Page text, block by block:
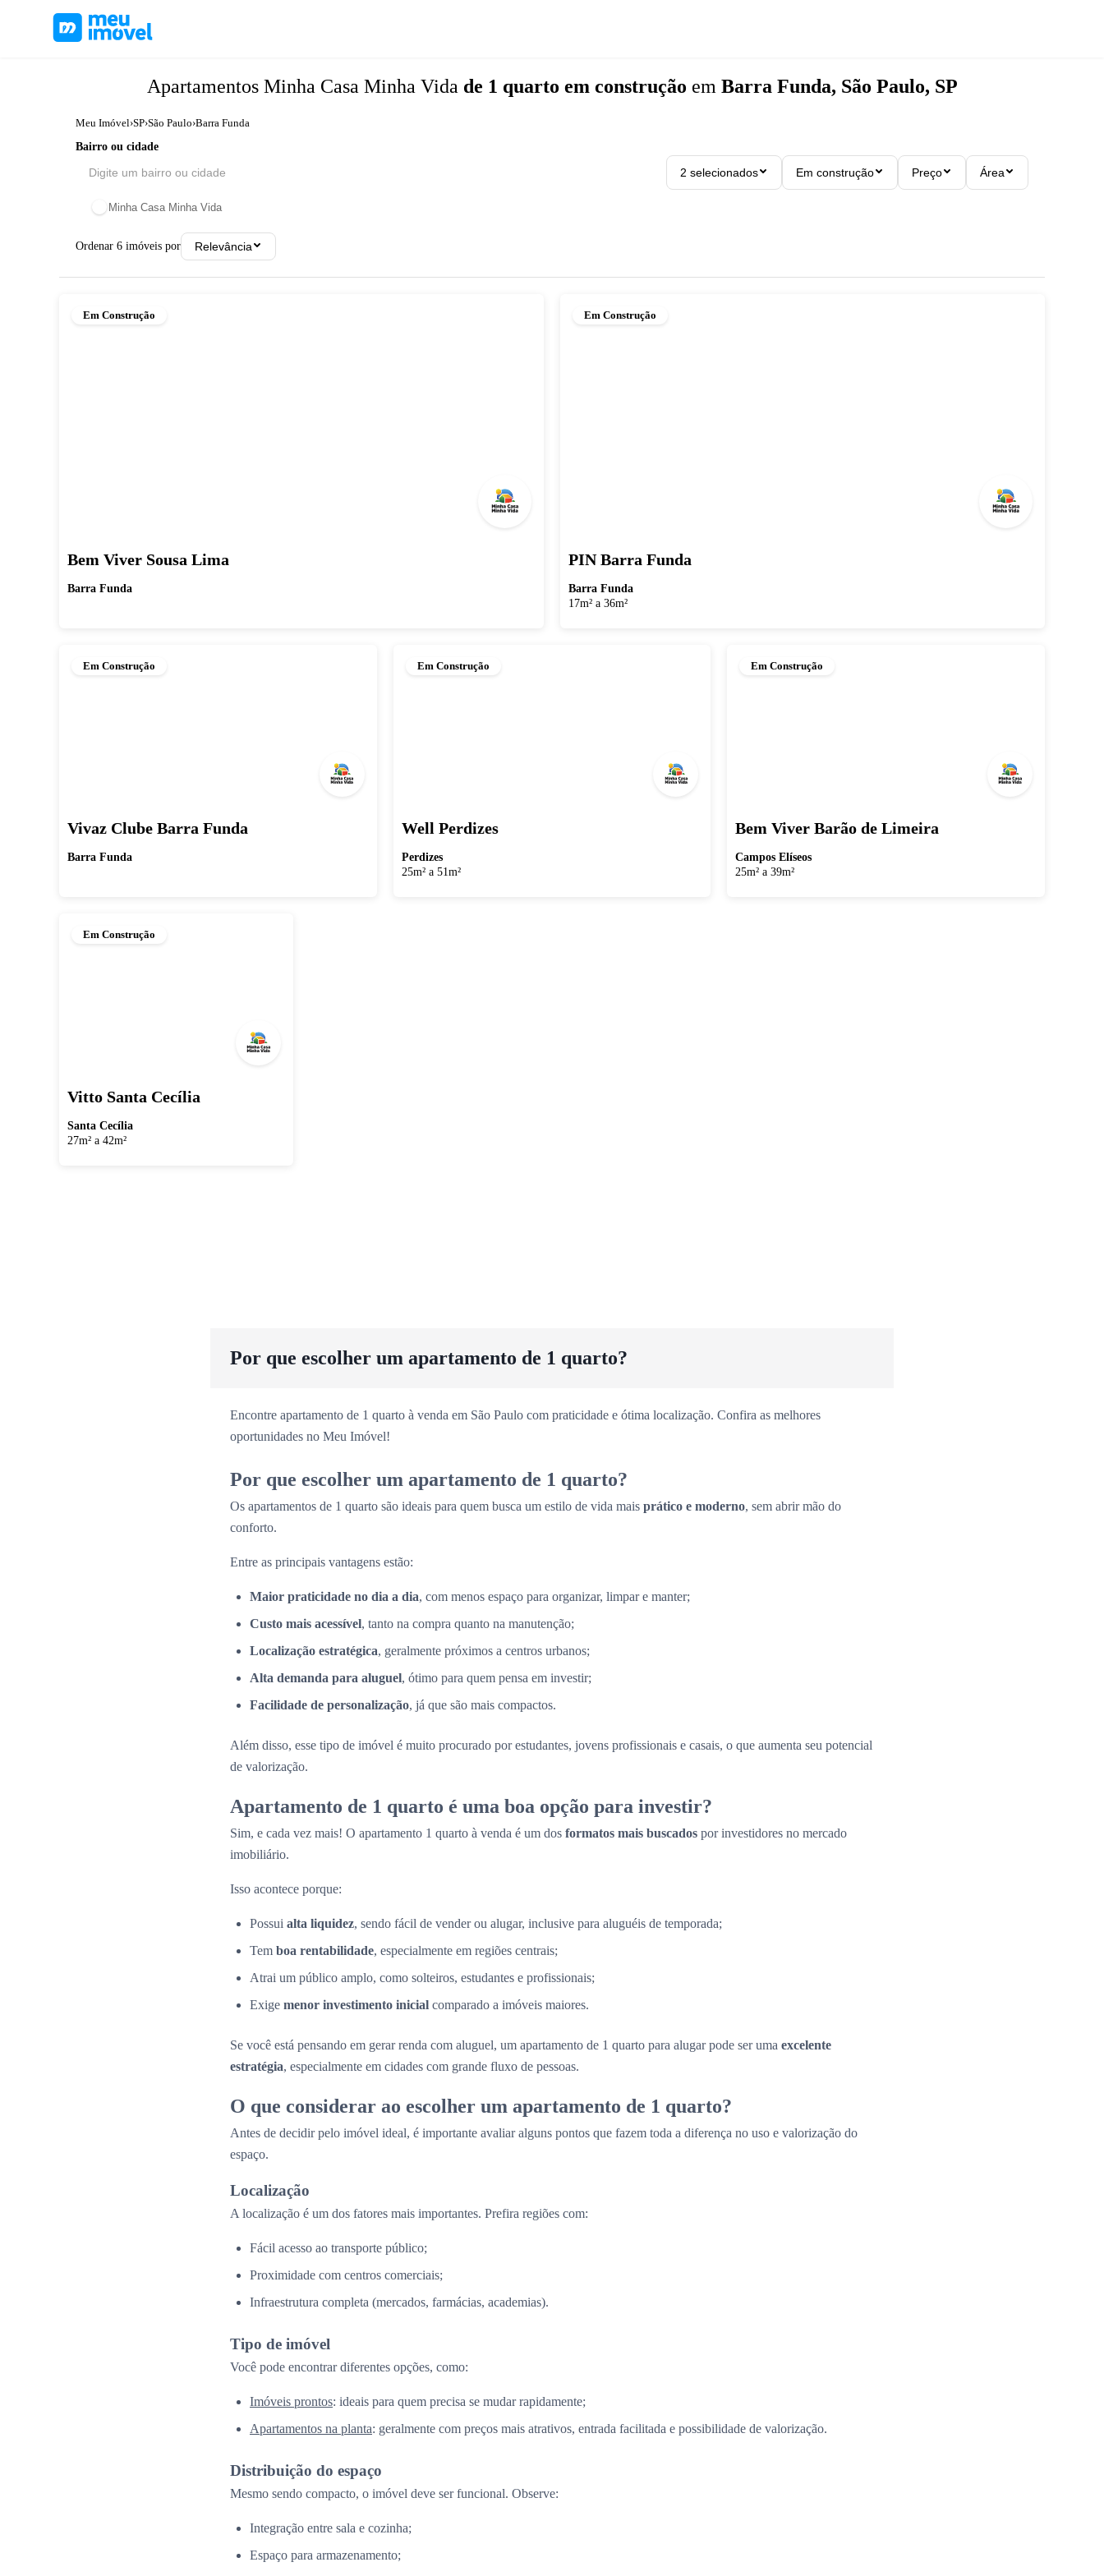
Apartamentos Minha Casa Minha Vida de 1 quarto em construção em Barra Funda, São Paulo, SP
Meu Imóvel›SP›São Paulo›Barra Funda
Bairro ou cidade
2 selecionados Em construção Preço Área
Minha Casa Minha Vida
Ordenar 6 imóveis por Relevância
Em Construção
Bem Viver Sousa Lima
Barra Funda
Em Construção
PIN Barra Funda
Barra Funda
17m² a 36m²
Em Construção
Vivaz Clube Barra Funda
Barra Funda
Em Construção
Well Perdizes
Perdizes
25m² a 51m²
Em Construção
Bem Viver Barão de Limeira
Campos Elíseos
25m² a 39m²
Em Construção
Vitto Santa Cecília
Santa Cecília
27m² a 42m²
Por que escolher um apartamento de 1 quarto?
Encontre apartamento de 1 quarto à venda em São Paulo com praticidade e ótima localização. Confira as melhores
oportunidades no Meu Imóvel!
Por que escolher um apartamento de 1 quarto?
Os apartamentos de 1 quarto são ideais para quem busca um estilo de vida mais prático e moderno, sem abrir mão do
conforto.
Entre as principais vantagens estão:
Maior praticidade no dia a dia, com menos espaço para organizar, limpar e manter;
Custo mais acessível, tanto na compra quanto na manutenção;
Localização estratégica, geralmente próximos a centros urbanos;
Alta demanda para aluguel, ótimo para quem pensa em investir;
Facilidade de personalização, já que são mais compactos.
Além disso, esse tipo de imóvel é muito procurado por estudantes, jovens profissionais e casais, o que aumenta seu potencial
de valorização.
Apartamento de 1 quarto é uma boa opção para investir?
Sim, e cada vez mais! O apartamento 1 quarto à venda é um dos formatos mais buscados por investidores no mercado
imobiliário.
Isso acontece porque:
Possui alta liquidez, sendo fácil de vender ou alugar, inclusive para aluguéis de temporada;
Tem boa rentabilidade, especialmente em regiões centrais;
Atrai um público amplo, como solteiros, estudantes e profissionais;
Exige menor investimento inicial comparado a imóveis maiores.
Se você está pensando em gerar renda com aluguel, um apartamento de 1 quarto para alugar pode ser uma excelente
estratégia, especialmente em cidades com grande fluxo de pessoas.
O que considerar ao escolher um apartamento de 1 quarto?
Antes de decidir pelo imóvel ideal, é importante avaliar alguns pontos que fazem toda a diferença no uso e valorização do
espaço.
Localização
A localização é um dos fatores mais importantes. Prefira regiões com:
Fácil acesso ao transporte público;
Proximidade com centros comerciais;
Infraestrutura completa (mercados, farmácias, academias).
Tipo de imóvel
Você pode encontrar diferentes opções, como:
Imóveis prontos: ideais para quem precisa se mudar rapidamente;
Apartamentos na planta: geralmente com preços mais atrativos, entrada facilitada e possibilidade de valorização.
Distribuição do espaço
Mesmo sendo compacto, o imóvel deve ser funcional. Observe:
Integração entre sala e cozinha;
Espaço para armazenamento;